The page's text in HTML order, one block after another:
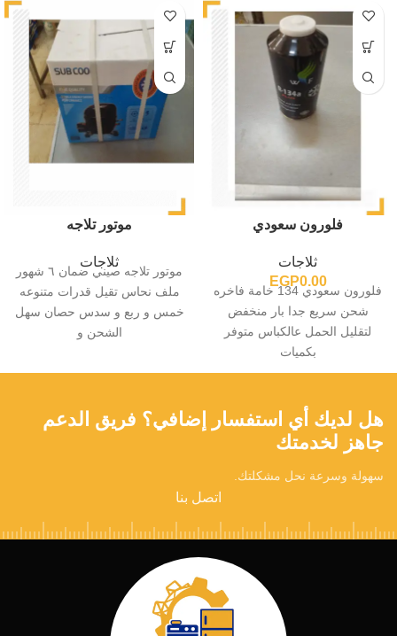
فلورون سعودي
ثلاجات
EGP0.00
فلورون سعودي 134 خامة فاخره
شحن سريع جدا بار منخفض
لتقليل الحمل عالكباس متوفر
بكميات
موتور تلاجه
ثلاجات
موتور تلاجه صيني ضمان ٦ شهور
ملف نحاس تقيل قدرات متنوعه
خمس و ربع و سدس حصان سهل
الشحن و
هل لديك أي استفسار إضافي؟ فريق الدعم
جاهز لخدمتك
سهولة وسرعة نحل مشكلتك.
اتصل بنا